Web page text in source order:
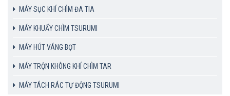
MÁY SỤC KHÍ CHÌM ĐA TIA
MÁY KHUẤY CHÌM TSURUMI
MÁY HÚT VÁNG BỌT
MÁY TRỘN KHÔNG KHÍ CHÌM TAR
MÁY TÁCH RÁC TỰ ĐỘNG TSURUMI